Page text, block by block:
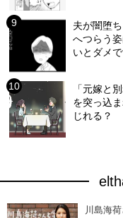
夫が闇堕
へつらう
いとダメ
「元嫁と
を突っ込
じれる？
川島海